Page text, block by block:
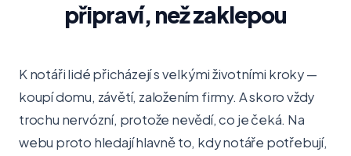
připraví, než zaklepou
K notáři lidé přicházejí s velkými životními kroky —
koupí domu, závětí, založením firmy. A skoro vždy
trochu nervózní, protože nevědí, co je čeká. Na
webu proto hledají hlavně to, kdy notáře potřebují,